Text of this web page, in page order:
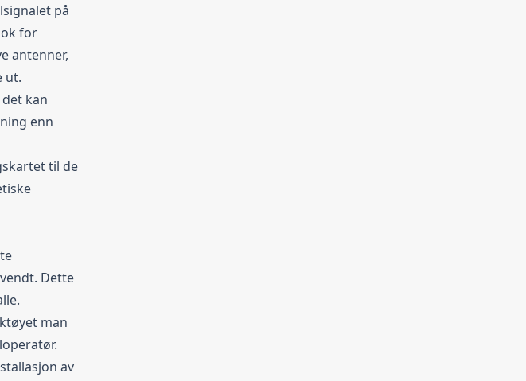
på
for
antenner,
ut.
kan
enn
til de
Dette
man
av